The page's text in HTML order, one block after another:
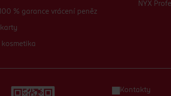
% garance vrácení peněz
kosmetika
NYX
Kontakty